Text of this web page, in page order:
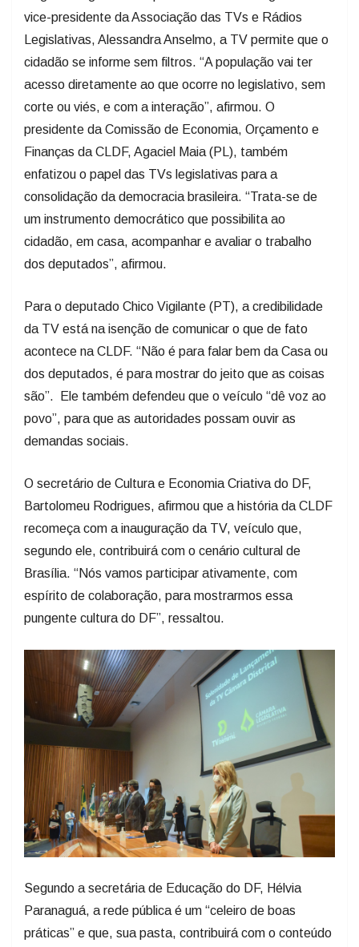
vice-presidente da Associação das TVs e Rádios
Legislativas, Alessandra Anselmo, a TV permite que o
cidadão se informe sem filtros. “A população vai ter
acesso diretamente ao que ocorre no legislativo, sem
corte ou viés, e com a interação”, afirmou. O
presidente da Comissão de Economia, Orçamento e
Finanças da CLDF, Agaciel Maia (PL), também
enfatizou o papel das TVs legislativas para a
consolidação da democracia brasileira. “Trata-se de
um instrumento democrático que possibilita ao
cidadão, em casa, acompanhar e avaliar o trabalho
dos deputados”, afirmou.
Para o deputado Chico Vigilante (PT), a credibilidade
da TV está na isenção de comunicar o que de fato
acontece na CLDF. “Não é para falar bem da Casa ou
dos deputados, é para mostrar do jeito que as coisas
são”. Ele também defendeu que o veículo “dê voz ao
povo”, para que as autoridades possam ouvir as
demandas sociais.
O secretário de Cultura e Economia Criativa do DF,
Bartolomeu Rodrigues, afirmou que a história da CLDF
recomeça com a inauguração da TV, veículo que,
segundo ele, contribuirá com o cenário cultural de
Brasília. “Nós vamos participar ativamente, com
espírito de colaboração, para mostrarmos essa
pungente cultura do DF”, ressaltou.
Segundo a secretária de Educação do DF, Hélvia
Paranaguá, a rede pública é um “celeiro de boas
práticas” e que, sua pasta, contribuirá com o conteúdo